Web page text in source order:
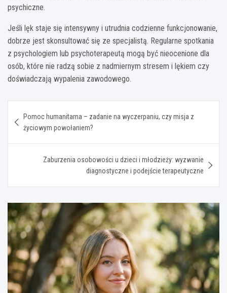
psychiczne.
Jeśli lęk staje się intensywny i utrudnia codzienne funkcjonowanie,
dobrze jest skonsultować się ze specjalistą. Regularne spotkania
z psychologiem lub psychoterapeutą mogą być nieocenione dla
osób, które nie radzą sobie z nadmiernym stresem i lękiem czy
doświadczają wypalenia zawodowego.
wpisu
Pomoc humanitarna – zadanie na wyczerpaniu, czy misja z
życiowym powołaniem?
Zaburzenia osobowości u dzieci i młodzieży: wyzwanie
diagnostyczne i podejście terapeutyczne